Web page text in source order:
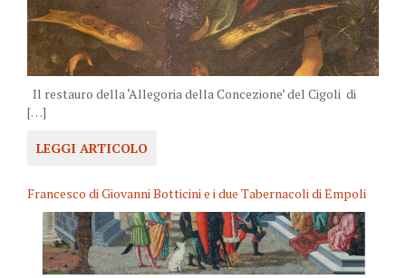
Il restauro della ‘Allegoria della Concezione’ del Cigoli di
[…]
LEGGI ARTICOLO
Francesco di Giovanni Botticini e i due Tabernacoli di Empoli